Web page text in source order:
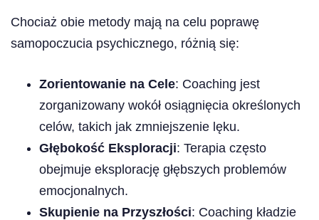
Chociaż obie metody mają na celu poprawę
samopoczucia psychicznego, różnią się:
Zorientowanie na Cele: Coaching jest
zorganizowany wokół osiągnięcia określonych
celów, takich jak zmniejszenie lęku.
Głębokość Eksploracji: Terapia często
obejmuje eksplorację głębszych problemów
emocjonalnych.
Skupienie na Przyszłości: Coaching kładzie